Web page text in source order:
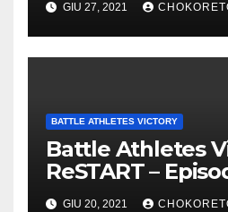
GIU 27, 2021
BATTLE ATHLETES VICTORY
Battle Athletes
ReSTART –
GIU 20, 2021